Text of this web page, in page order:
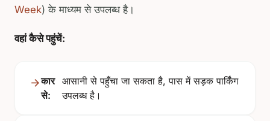
Week) के माध्यम से उपलब्ध है।
वहां कैसे पहुंचें:
कार
से:
आसानी से पहुँचा जा सकता है, पास में सड़क पार्किंग
उपलब्ध है।